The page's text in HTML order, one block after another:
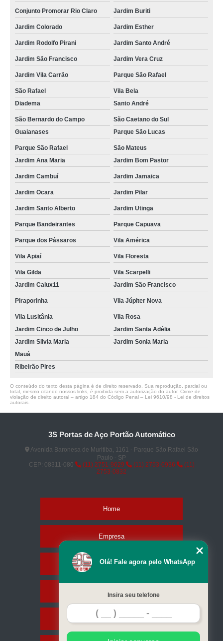
Conjunto Promorar Rio Claro Jardim Buriti
Jardim Colorado Jardim Esther
Jardim Rodolfo Pirani Jardim Santo André
Jardim São Francisco Jardim Vera Cruz
Jardim Vila Carrão Parque São Rafael
São Rafael
Vila Bela
Diadema
Santo André
São Bernardo do Campo
São Caetano do Sul
Guaianases
Parque São Lucas
Parque São Rafael
São Mateus
Jardim Ana Maria
Jardim Bom Pastor
Jardim Cambuí Jardim Jamaica
Jardim Ocara Jardim Pilar
Jardim Santo Alberto Jardim Utinga
Parque Bandeirantes Parque Capuava
Parque dos Pássaros Vila América
Vila Apiaí Vila Floresta
Vila Gilda
Vila Scarpelli
Jardim Calux11
Jardim São Francisco
Piraporinha Vila Júpiter Nova
Vila Lusitânia
Vila Rosa
Jardim Cinco de Julho
Jardim Santa Adélia
Jardim Silvia Maria
Jardim Sonia Maria
Mauá
Ribeirão Pires
O conteúdo do texto desta página é de direito reservado. Sua reprodução, parcial ou
total, mesmo citando nossos links, é proibida sem a autorização do autor. Crime de
violação de direito autoral – artigo 184 do Código Penal – Lei 9610/98 - Lei de direitos
autorais
3S Portas de Aço Portão Automático
Avenida Baronesa de Muritiba, 1161 - Parque São Rafael São
Paulo - SP
CEP: 08311-080
(11) 2751-9629 (11) 2753-0936
(11)
2753-0832
Home
Empresa
Missão
Serviços
Contato
Olá! Fale agora pelo WhatsApp
Insira seu telefone